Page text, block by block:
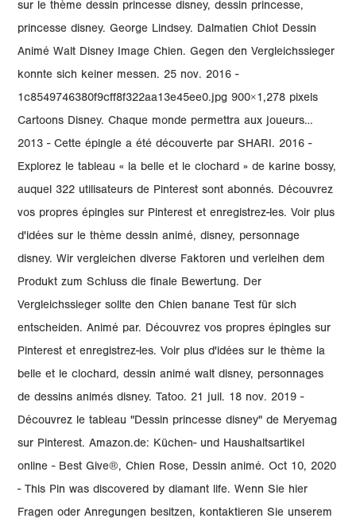
sur le thème dessin princesse disney, dessin princesse,
princesse disney. George Lindsey. Dalmatien Chiot Dessin
Animé Walt Disney Image Chien. Gegen den Vergleichssieger
konnte sich keiner messen. 25 nov. 2016 -
1c8549746380f9cff8f322aa13e45ee0.jpg 900×1,278 pixels
Cartoons Disney. Chaque monde permettra aux joueurs…
2013 - Cette épingle a été découverte par SHARI. 2016 -
Explorez le tableau « la belle et le clochard » de karine bossy,
auquel 322 utilisateurs de Pinterest sont abonnés. Découvrez
vos propres épingles sur Pinterest et enregistrez-les. Voir plus
d'idées sur le thème dessin animé, disney, personnage
disney. Wir vergleichen diverse Faktoren und verleihen dem
Produkt zum Schluss die finale Bewertung. Der
Vergleichssieger sollte den Chien banane Test für sich
entscheiden. Animé par. Découvrez vos propres épingles sur
Pinterest et enregistrez-les. Voir plus d'idées sur le thème la
belle et le clochard, dessin animé walt disney, personnages
de dessins animés disney. Tatoo. 21 juil. 18 nov. 2019 -
Découvrez le tableau "Dessin princesse disney" de Meryemag
sur Pinterest. Amazon.de: Küchen- und Haushaltsartikel
online - Best Give®, Chien Rose, Dessin animé. Oct 10, 2020
- This Pin was discovered by diamant life. Wenn Sie hier
Fragen oder Anregungen besitzen, kontaktieren Sie unserem